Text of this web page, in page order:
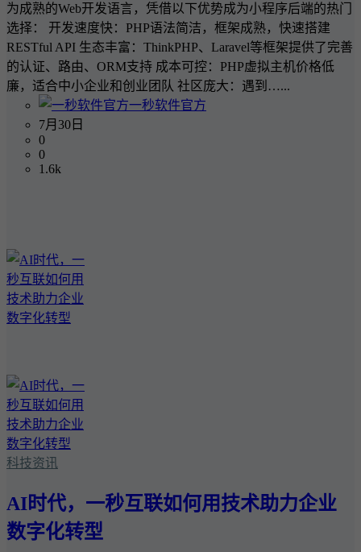
为成熟的Web开发语言，凭借以下优势成为小程序后端的热门
选择： 开发速度快：PHP语法简洁，框架成熟，快速搭建
RESTful API 生态丰富：ThinkPHP、Laravel等框架提供了完善
的认证、路由、ORM支持 成本可控：PHP虚拟主机价格低
廉，适合中小企业和创业团队 社区庞大：遇到…...
一秒软件官方
7月30日
0
0
1.6k
科技资讯
AI时代，一秒互联如何用技术助力企业
数字化转型